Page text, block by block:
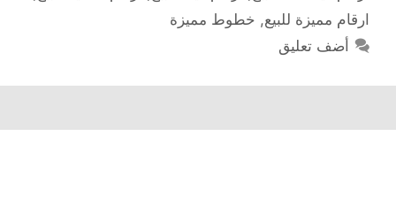
ارقام مميزة للبيع, خطوط مميزة
أضف تعليق